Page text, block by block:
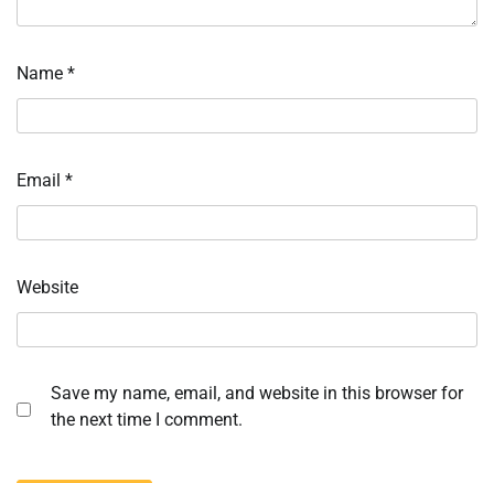
Name *
Email *
Website
Save my name, email, and website in this browser for
the next time I comment.